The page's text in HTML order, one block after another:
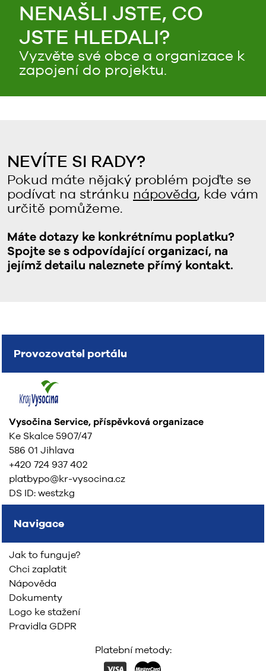
NENAŠLI JSTE, CO
JSTE HLEDALI?
Vyzvěte své obce a organizace k
zapojení do projektu.
NEVÍTE SI RADY?
Pokud máte nějaký problém pojďte se
podívat na stránku nápověda, kde vám
určitě pomůžeme.
Máte dotazy ke konkrétnímu poplatku?
Spojte se s odpovídající organizací, na
jejímž detailu naleznete přímý kontakt.
Provozovatel portálu
Vysočina Service, příspěvková organizace
Ke Skalce 5907/47
586 01 Jihlava
+420 724 937 402
platbypo@kr-vysocina.cz
DS ID: westzkg
Navigace
Jak to funguje?
Chci zaplatit
Nápověda
Dokumenty
Logo ke stažení
Pravidla GDPR
Platební metody: